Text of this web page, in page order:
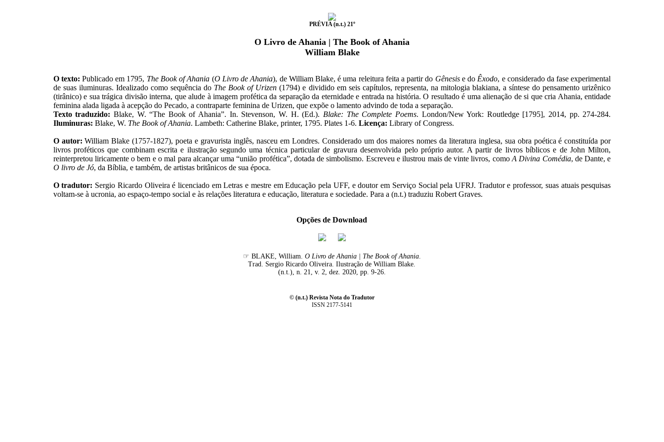
PRÉVIA (n.t.) 21º
O Livro de Ahania | The Book of Ahania
William Blake
O texto: Publicado em 1795, The Book of Ahania (O Livro de Ahania), de William Blake, é uma releitura feita a partir do Gênesise do Êxodo, e considerado da fase experimental
de suas iluminuras. Idealizado como sequência do The Book of Urizen (1794) e dividido em seis capítulos, representa, na mitologia blakiana, a síntese do pensamento urizênico
(tirânico) e sua trágica divisão interna, que alude à imagem profética da separação da eternidade e entrada na história. O resultado é uma alienação de si que cria Ahania, entidade
feminina alada ligada à acepção do Pecado, a contraparte feminina de Urizen, que expõe o lamento advindo de toda a separação.
Texto traduzido: Blake, W. “The Book of Ahania”. In. Stevenson, W. H. (Ed.). Blake: The Complete Poems. London/New York: Routledge [1795], 2014, pp. 274-284.
Iluminuras: Blake, W. The Book of Ahania. Lambeth: Catherine Blake, printer, 1795. Plates 1-6. Licença: Library of Congress.
O autor: William Blake (1757-1827), poeta e gravurista inglês, nasceu em Londres. Considerado um dos maiores nomes da literatura inglesa, sua obra poética é constituída por
livros proféticos que combinam escrita e ilustração segundo uma técnica particular de gravura desenvolvida pelo próprio autor. A partir de livros bíblicos e de John Milton,
reinterpretou liricamente o bem e o mal para alcançar uma “união profética”, dotada de simbolismo. Escreveu e ilustrou mais de vinte livros, como A Divina Comédia, de Dante, e
O livro de Jó, da Bíblia, e também, de artistas britânicos de sua época.
O tradutor: Sergio Ricardo Oliveira é licenciado em Letras e mestre em Educação pela UFF, e doutor em Serviço Social pela UFRJ. Tradutor e professor, suas atuais pesquisas
voltam-se à ucronia, ao espaço-tempo social e às relações literatura e educação, literatura e sociedade. Para a (n.t.) traduziu Robert Graves.
Opções de Download
☞ BLAKE, William. O Livro de Ahania | The Book of Ahania.
Trad. Sergio Ricardo Oliveira. Ilustração de William Blake.
(n.t.), n. 21, v. 2, dez. 2020, pp. 9-26.
© (n.t.) Revista Nota do Tradutor
ISSN 2177-5141